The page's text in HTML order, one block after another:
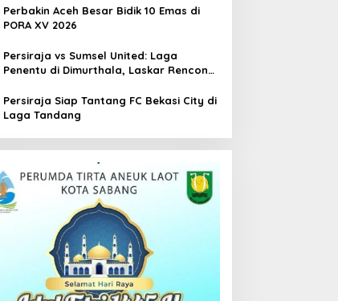
Perbakin Aceh Besar Bidik 10 Emas di
PORA XV 2026
Persiraja vs Sumsel United: Laga
Penentu di Dimurthala, Laskar Rencong
Persiraja Siap Tantang FC Bekasi City di
Laga Tandang